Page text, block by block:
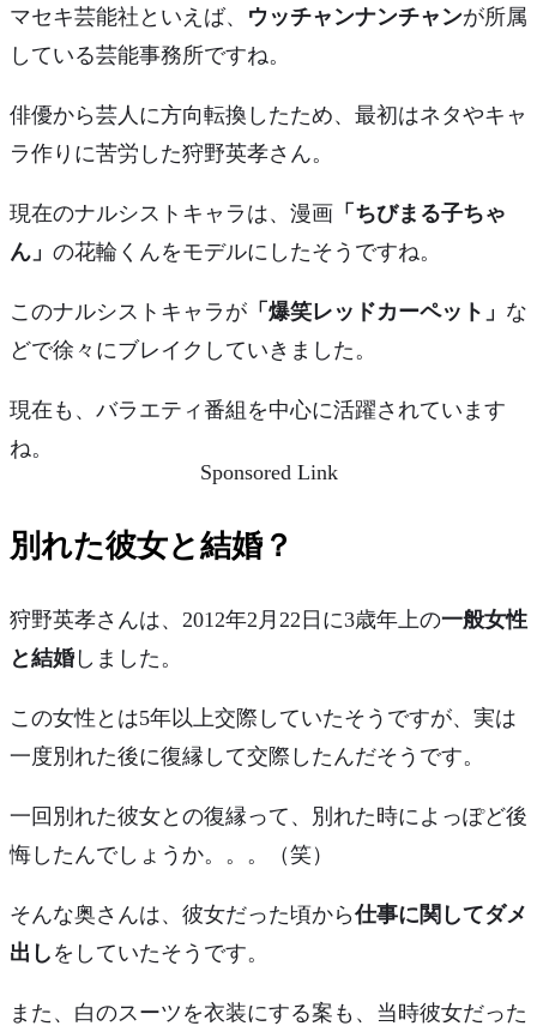
マセキ芸能社といえば、 ウッチャンナンチャンが所属
している芸能事務所ですね。
俳優から芸人に方向転換したため、最初はネタやキャ
ラ作りに苦労した狩野英孝さん。
現在のナルシストキャラは、漫画 「ちびまる子ちゃ
ん」 の花輪くんをモデルにしたそうですね。
このナルシストキャラが 「爆笑レッドカーペット」 な
どで徐々にブレイクしていきました。
現在も、バラエティ番組を中心に活躍されています
ね。
Sponsored Link
別れた彼女と結婚？
狩野英孝さんは、2012年2月22日に3歳年上の一般女性
と結婚しました。
この女性とは5年以上交際していたそうですが、実は
一度別れた後に復縁 して交際したんだそうです。
一回別れた彼女との復縁って、別れた時によっぽど後
悔したんでしょうか。。。（笑）
そんな奥さんは、彼女だった頃から仕事に関してダメ
出し をしていたそうです。
また、 白のスーツを衣装にする案 も、当時彼女だった